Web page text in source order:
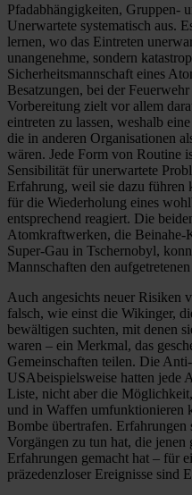
Pfadabhängigkeiten, Gruppen-
Unerwartete systematisch aus.
lernen, wo das Eintreten
unangenehme, sondern
Sicherheitsmannschaft eines
Besatzungen, bei der
Vorbereitung zielt vor allem
eintreten zu lassen, weshalb
die in anderen Organisationen
wären. Jede Form von Routine
Sensibilität für unerwartete
Erfahrung, weil sie dazu führen
für die Wiederholung eines
entsprechend reagiert. Die
Atomkraftwerken, die Beinahe-
Super-Gau in Tschernobyl,
Mannschaften den
Auch angesichts neuer Risiken
falsch, wie einst die Wikinger,
bewältigen suchten, mit denen
waren – ein Merkmal, das
Gemeinschaften teilen. Die
USAbeispielsweise hatten jede
Liste, nicht aber die
und in Waffen umfunktionieren
Bombe übertrafen.
Vorgängen zu tun hat, die jenen
Erfahrungen gemacht hat – für
präzedenzloser Ereignisse sind